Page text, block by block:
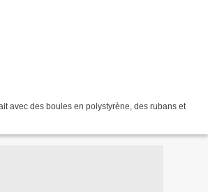
avec des boules en polystyrène, des rubans et